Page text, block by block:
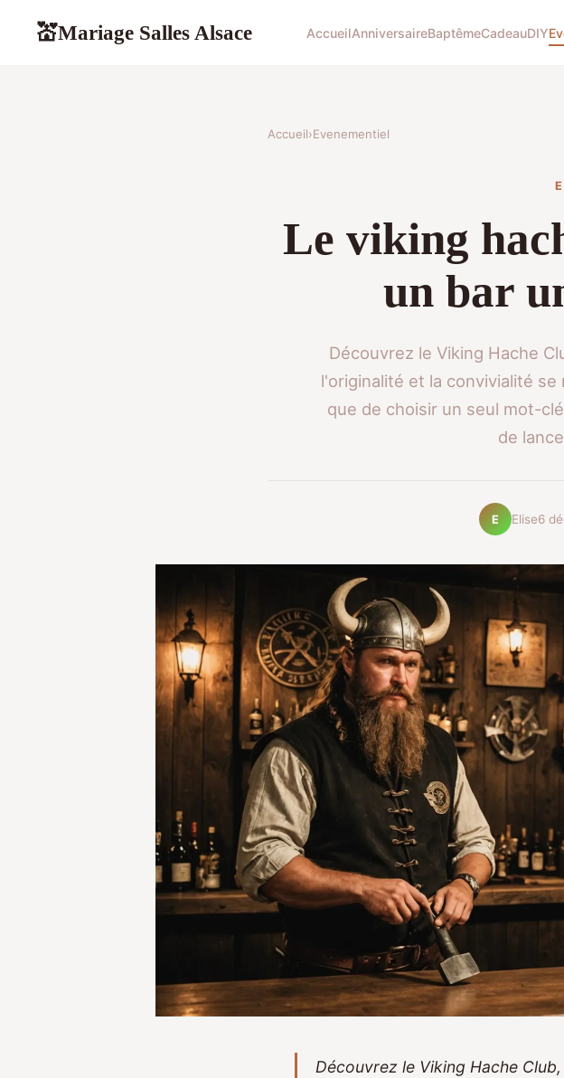
💒Mariage Salles Alsace AccueilAnniversaireBaptêmeCadeauDIY
Accueil›Evenementiel
Le viking
un bar
Découvrez le Viking Hache
l'originalité et la convivialité
que de choisir un seul mot-
de
E Elise6
Découvrez le Viking Hache Club,